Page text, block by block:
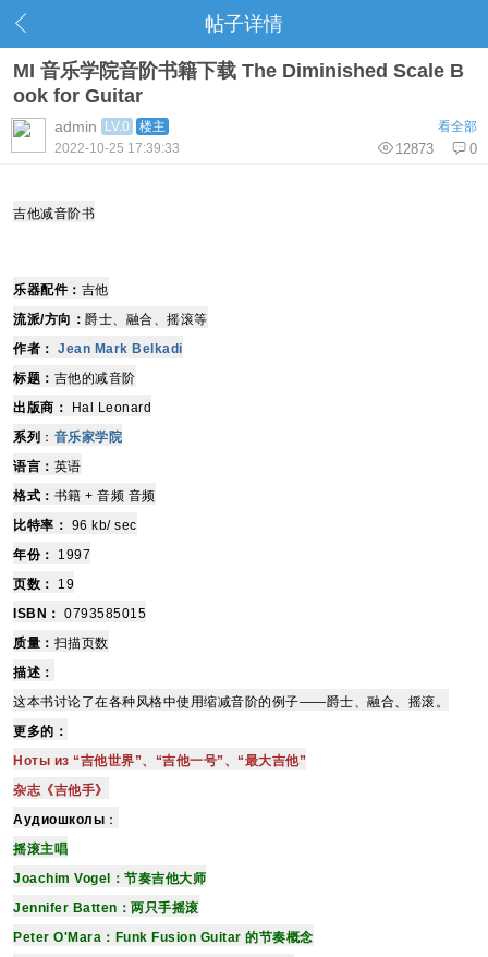
帖子详情
MI 音乐学院音阶书籍下载 The Diminished Scale B
ook for Guitar
admin LV.0 楼主 看全部
0
12873
2022-10-25 17:39:33
吉他减音阶书
乐器配件： 吉他
流派/方向： 爵士、融合、摇滚等
作者： Jean Mark Belkadi
标题： 吉他的减音阶
出版商：
Hal Leonard
系列 ： 音乐家学院
语言： 英语
格式： 书籍 + 音频 音频
比特率： 96 kb/ sec
年份：
1997
页数：
19
ISBN： 0793585015
质量： 扫描页数
描述：
这本书讨论了在各种风格中使用缩减音阶的例子——爵士、融合、摇滚。
更多的：
Ноты из “吉他世界”、“吉他一号”、“最大吉他”
杂志《吉他手》
Аудиошколы ：
摇滚主唱
Joachim Vogel：节奏吉他大师
Jennifer Batten：两只手摇滚
Peter O'Mara：Funk Fusion Guitar 的节奏概念